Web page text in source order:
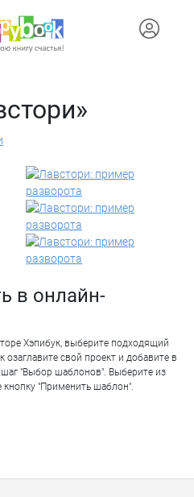
в онлайн-
Хэпибук, выберите подходящий
озаглавите свой проект и добавите в
"Выбор шаблонов". Выберите из
"Применить шаблон".